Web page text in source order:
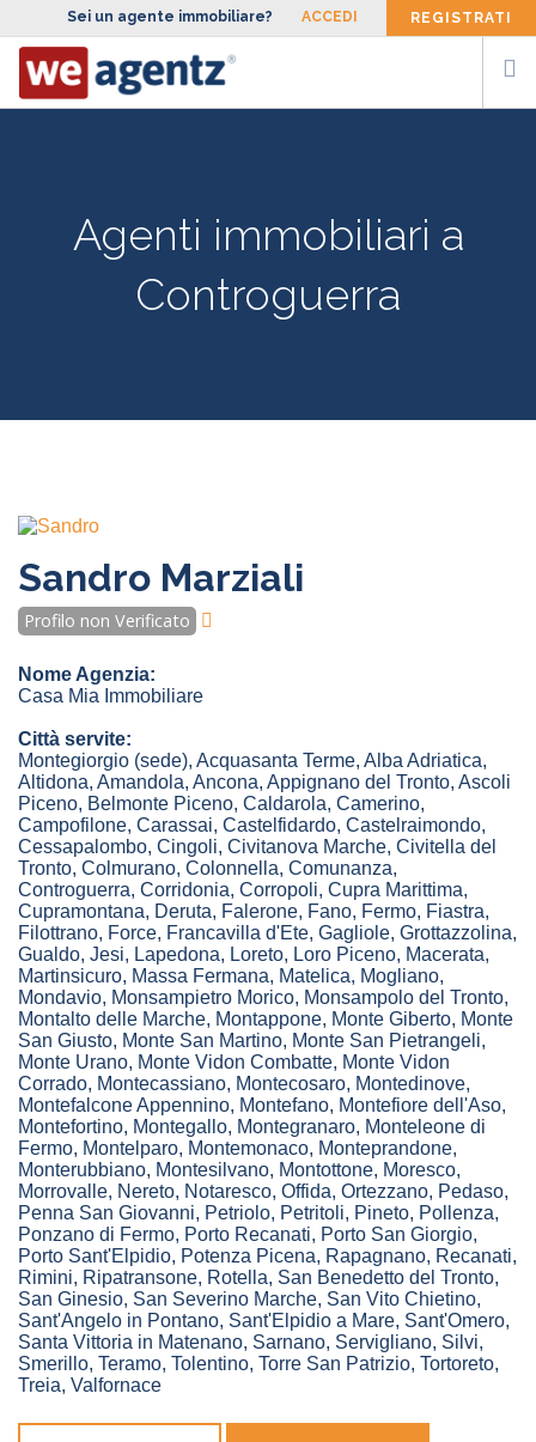
Sei un agente immobiliare? ACCEDI REGISTRATI
FACCIAMOAgenti immobiliari a
Controguerra
Sandro Marziali
Profilo non Verificato
Nome Agenzia:
Casa Mia Immobiliare
Città servite:
Montegiorgio (sede), Acquasanta Terme, Alba Adriatica,
Altidona, Amandola, Ancona, Appignano del Tronto, Ascoli
Piceno, Belmonte Piceno, Caldarola, Camerino,
Campofilone, Carassai, Castelfidardo, Castelraimondo,
Cessapalombo, Cingoli, Civitanova Marche, Civitella del
Tronto, Colmurano, Colonnella, Comunanza,
Controguerra, Corridonia, Corropoli, Cupra Marittima,
Cupramontana, Deruta, Falerone, Fano, Fermo, Fiastra,
Filottrano, Force, Francavilla d'Ete, Gagliole, Grottazzolina,
Gualdo, Jesi, Lapedona, Loreto, Loro Piceno, Macerata,
Martinsicuro, Massa Fermana, Matelica, Mogliano,
Mondavio, Monsampietro Morico, Monsampolo del Tronto,
Montalto delle Marche, Montappone, Monte Giberto, Monte
San Giusto, Monte San Martino, Monte San Pietrangeli,
Monte Urano, Monte Vidon Combatte, Monte Vidon
Corrado, Montecassiano, Montecosaro, Montedinove,
Montefalcone Appennino, Montefano, Montefiore dell'Aso,
Montefortino, Montegallo, Montegranaro, Monteleone di
Fermo, Montelparo, Montemonaco, Monteprandone,
Monterubbiano, Montesilvano, Montottone, Moresco,
Morrovalle, Nereto, Notaresco, Offida, Ortezzano, Pedaso,
Penna San Giovanni, Petriolo, Petritoli, Pineto, Pollenza,
Ponzano di Fermo, Porto Recanati, Porto San Giorgio,
Porto Sant'Elpidio, Potenza Picena, Rapagnano, Recanati,
Rimini, Ripatransone, Rotella, San Benedetto del Tronto,
San Ginesio, San Severino Marche, San Vito Chietino,
Sant'Angelo in Pontano, Sant'Elpidio a Mare, Sant'Omero,
Santa Vittoria in Matenano, Sarnano, Servigliano, Silvi,
Smerillo, Teramo, Tolentino, Torre San Patrizio, Tortoreto,
Treia, Valfornace